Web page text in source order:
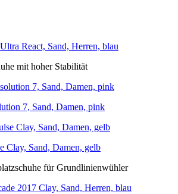
React, Sand, Herren, blau
mit hoher Stabilität
7, Sand, Damen, pink
Clay, Sand, Damen, gelb
für Grundlinienwühler